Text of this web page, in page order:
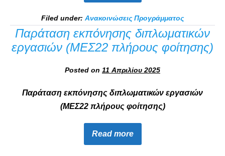
Filed under: Ανακοινώσεις Προγράμματος
Παράταση εκπόνησης διπλωματικών
εργασιών (ΜΕΣ22 πλήρους φοίτησης)
Posted on 11 Απριλίου 2025
Παράταση εκπόνησης διπλωματικών εργασιών
(ΜΕΣ22 πλήρους φοίτησης)
Read more